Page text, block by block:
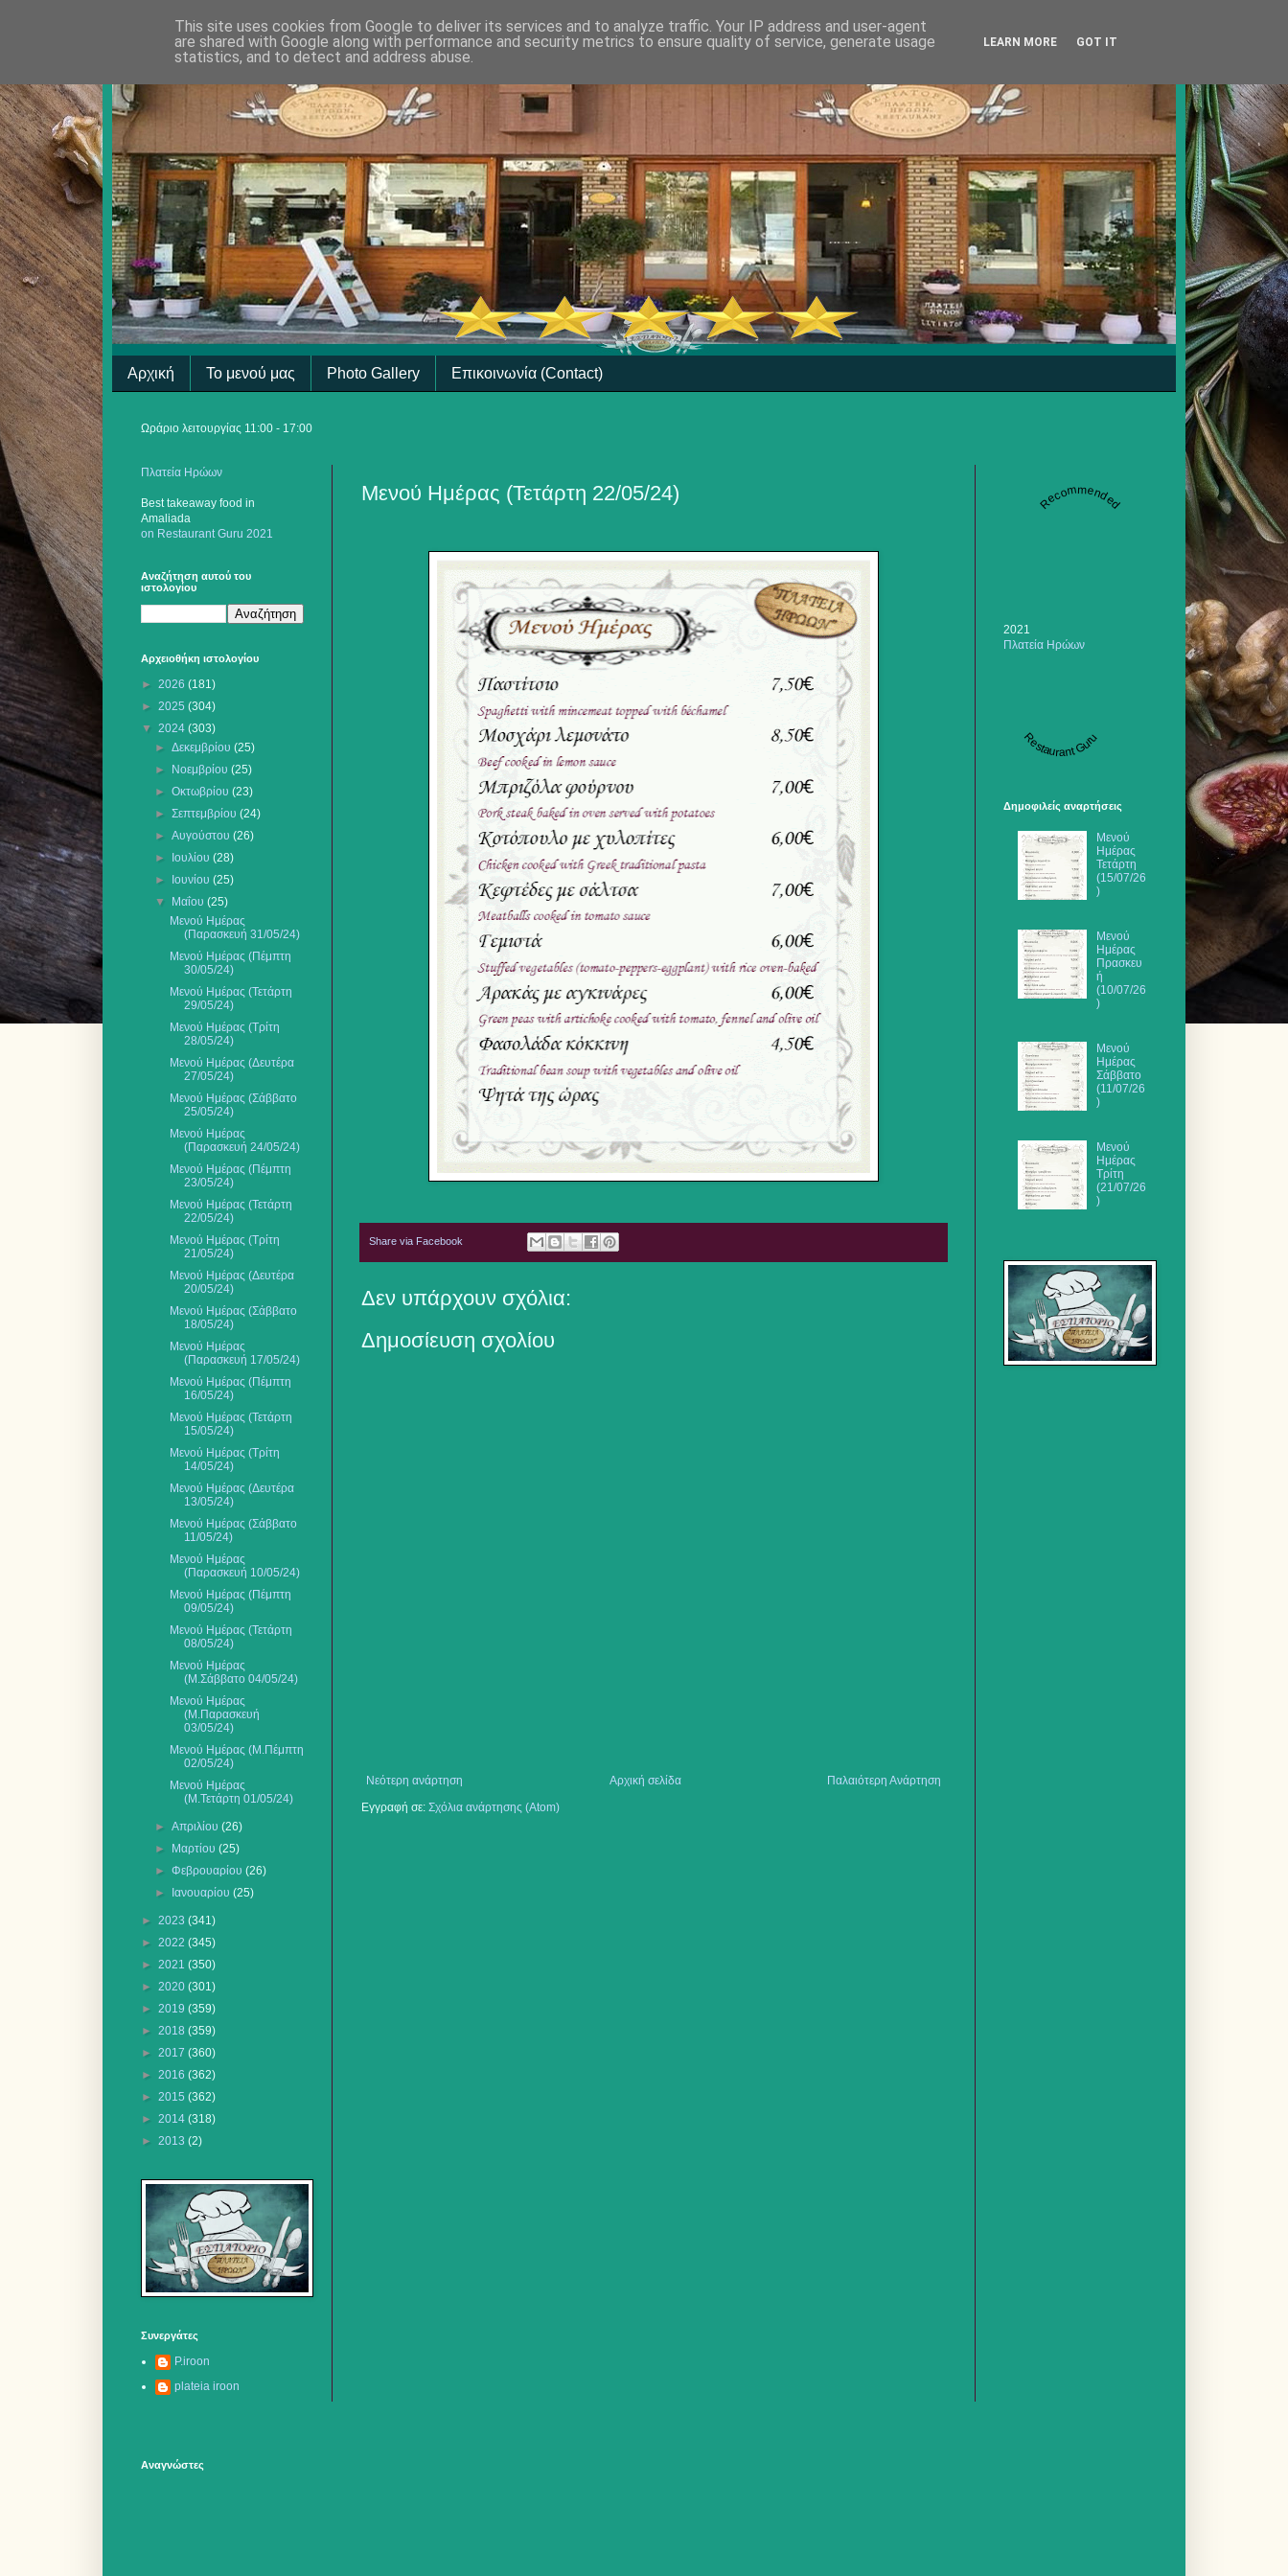
Αρχική Το μενού μας Photo Gallery Επικοινωνία (Contact)
Ωράριο λειτουργίας 11:00 - 17:00
Μενού Ημέρας (Τετάρτη 22/05/24)
Share via Facebook
Δεν υπάρχουν σχόλια:
Δημοσίευση σχολίου
Νεότερη ανάρτηση Παλαιότερη Ανάρτηση
Αρχική σελίδα
Εγγραφή σε: Σχόλια ανάρτησης (Atom)
Πλατεία Ηρώων
Best takeaway food in
Amaliada
on Restaurant Guru 2021
Αναζήτηση αυτού του
ιστολογίου
Αρχειοθήκη ιστολογίου
► 2026 (181)
► 2025 (304)
▼ 2024 (303)
►Δεκεμβρίου(25)
►
Νοεμβρίου(25)
►Οκτωβρίου(23)
►Σεπτεμβρίου(24)
►Αυγούστου(26)
►
Ιουλίου(28)
►
Ιουνίου(25)
▼
Μαΐου(25)
Μενού Ημέρας
(Παρασκευή 31/05/24)
Μενού Ημέρας (Πέμπτη
30/05/24)
Μενού Ημέρας (Τετάρτη
29/05/24)
Μενού Ημέρας (Τρίτη
28/05/24)
Μενού Ημέρας (Δευτέρα
27/05/24)
Μενού Ημέρας (Σάββατο
25/05/24)
Μενού Ημέρας
(Παρασκευή 24/05/24)
Μενού Ημέρας (Πέμπτη
23/05/24)
Μενού Ημέρας (Τετάρτη
22/05/24)
Μενού Ημέρας (Τρίτη
21/05/24)
Μενού Ημέρας (Δευτέρα
20/05/24)
Μενού Ημέρας (Σάββατο
18/05/24)
Μενού Ημέρας
(Παρασκευή 17/05/24)
Μενού Ημέρας (Πέμπτη
16/05/24)
Μενού Ημέρας (Τετάρτη
15/05/24)
Μενού Ημέρας (Τρίτη
14/05/24)
Μενού Ημέρας (Δευτέρα
13/05/24)
Μενού Ημέρας (Σάββατο
11/05/24)
Μενού Ημέρας
(Παρασκευή 10/05/24)
Μενού Ημέρας (Πέμπτη
09/05/24)
Μενού Ημέρας (Τετάρτη
08/05/24)
Μενού Ημέρας
(Μ.Σάββατο 04/05/24)
Μενού Ημέρας
(Μ.Παρασκευή
03/05/24)
Μενού Ημέρας (Μ.Πέμπτη
02/05/24)
Μενού Ημέρας
(Μ.Τετάρτη 01/05/24)
►Απριλίου(26)
►
Μαρτίου(25)
►Φεβρουαρίου(26)
►
Ιανουαρίου(25)
► 2023 (341)
► 2022 (345)
► 2021 (350)
► 2020 (301)
► 2019 (359)
► 2018 (359)
► 2017 (360)
► 2016 (362)
► 2015 (362)
► 2014 (318)
► 2013 (2)
Συνεργάτες
P.iroon
plateia iroon
Recommended
2021
Πλατεία Ηρώων
Restaurant Guru
Δημοφιλείς αναρτήσεις
Μενού
Ημέρας
Τετάρτη
(15/07/26
)
Μενού
Ημέρας
Πρασκευ
ή
(10/07/26
)
Μενού
Ημέρας
Σάββατο
(11/07/26
)
Μενού
Ημέρας
Τρίτη
(21/07/26
)
Αναγνώστες
This site uses cookies from Google to deliver its services and to analyze traffic. Your IP address and user-agent
are shared with Google along with performance and security metrics to ensure quality of service, generate usage
statistics, and to detect and address abuse.
LEARN MORE GOT IT